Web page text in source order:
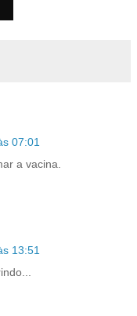
07:01
a vacina.
13:51